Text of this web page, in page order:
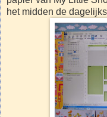
het midden de